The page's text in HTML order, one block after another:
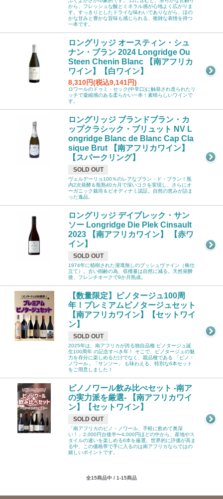
から、フレッシュな酸とミネラル感が心地よく広がりま
す。すっきりとしたドライな味わいでありながら、ほの
かな甘みと豊かな旨味も感じられる、複雑な表情を持つ
一本です。
ロングリッジ オースティン・シュ
ナン・ブラン 2024 Longridge Ou
Steen Chenin Blanc 【南アフリカ
ワイン】【白ワイン】
8,310円(税込9,141円)
ロワールのドゥミ・セック(中辛口)に触発され造られたリ
ッチで凝縮感のある柔らかい一本！素晴らしいワインで
す。
ロングリッジ ブランドブラン・カ
ップクラシック・ブリュット NV L
ongridge Blanc de Blanc Cap Cla
sique Brut 【南アフリカワイン】
【スパークリング】
SOLD OUT
ヴェルデーリョ100％のレアなブラン・ド・ブラン！瓶
内2次発酵＆瓶熟40カ月で深いコクを実現し、さらにオ
ーガニック栽培＆ビオディナミ認証。自然の恵みが詰ま
った逸品。
ロングリッジ デイプレック・サン
ソー Longridge Die Plek Cinsault
2023 【南アフリカワイン】 【赤ワ
イン】
SOLD OUT
1974年に植樹された灌漑無しのブッシュヴァイン（株仕
立て）。古い樹齢の為、収穫量は自然に減る。天然発酵
後、フレンチオークで9か月熟成。
【数量限定】ピノタージュ100周
年！プレミアムピノタージュセット
【南アフリカワイン】【セットワイ
ン】
SOLD OUT
2025年は、南アフリカが誇る独自品種 ピノタージュ誕
生100周年 の記念すべき年！ そこで、ピノタージュの魅
力を存分に楽しめるだけでなく、親品種である 「ピノ・
ノワール」「サンソー」 も味わえる、特別な6本セット
をご用意しました！
ピノノワール飲み比べセット -南ア
の実力派を厳選- 【南アフリカワイ
ン】【セットワイン】
SOLD OUT
「南アフリカのピノ・ノワール、手軽に飲めて奥深
い！」2,000円台後半〜4,000円ほどの中から、産地やス
タイルの違いを楽しめる6本を厳選。世界的に評価が高ま
る中、この価格帯で手に入るのは南アフリカならではの
嬉しいポイントです。
全15商品中 / 1-15商品